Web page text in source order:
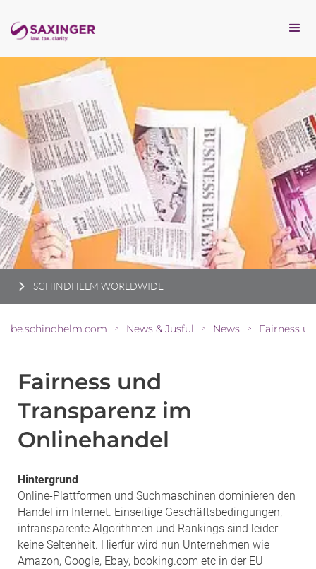
SCHINDHELM WORLDWIDE
be.schindhelm.com > News & Jusful > News >
Fairness und
Transparenz im
Onlinehandel
Hintergrund
Online-Plattformen und Suchmaschinen dominieren den
Handel im Internet. Einseitige Geschäftsbedingungen,
intransparente Algorithmen und Rankings sind leider
keine Seltenheit. Hierfür wird nun Unternehmen wie
Amazon, Google, Ebay, booking.com etc in der EU